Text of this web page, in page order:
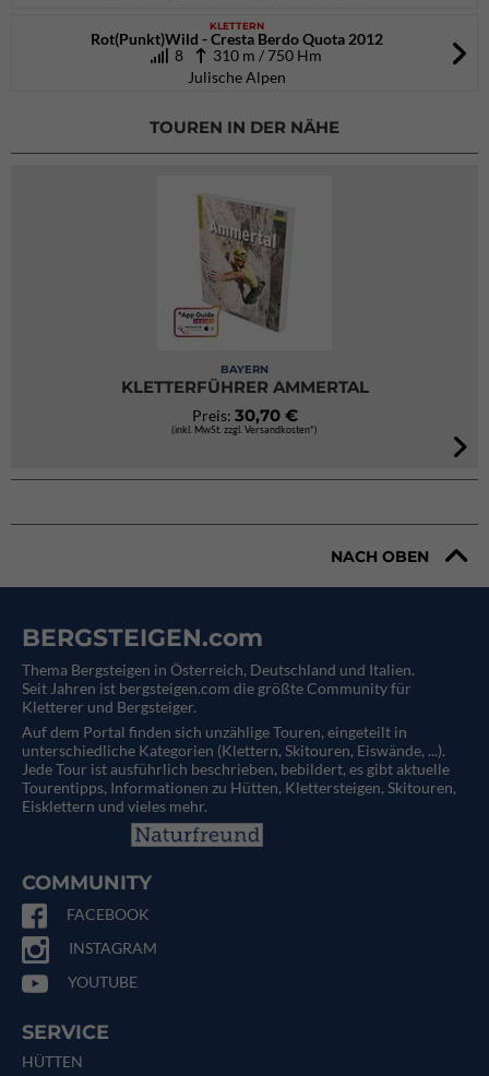
KLETTERN
Rot(Punkt)Wild - Cresta Berdo Quota 2012
8
310 m / 750 Hm
Julische Alpen
TOUREN IN DER NÄHE
BAYERN
KLETTERFÜHRER AMMERTAL
Preis: 30,70 €
(inkl. MwSt. zzgl. Versandkosten*)
NACH OBEN
BERGSTEIGEN.com
Thema Bergsteigen in Österreich, Deutschland und Italien.
Seit Jahren ist bergsteigen.com die größte Community für
Kletterer und Bergsteiger.
Auf dem Portal finden sich unzählige Touren, eingeteilt in
unterschiedliche Kategorien (Klettern, Skitouren, Eiswände, ...).
Jede Tour ist ausführlich beschrieben, bebildert, es gibt aktuelle
Tourentipps, Informationen zu Hütten, Klettersteigen, Skitouren,
Eisklettern und vieles mehr.
COMMUNITY
FACEBOOK
INSTAGRAM
YOUTUBE
SERVICE
HÜTTEN